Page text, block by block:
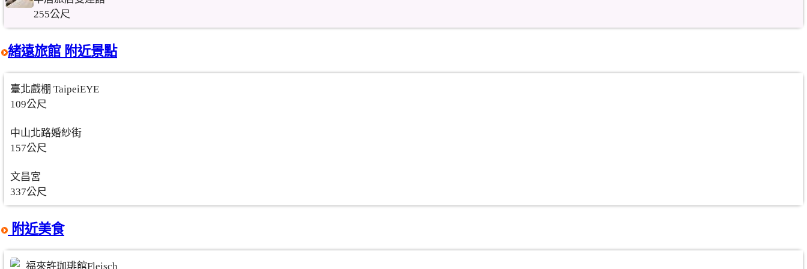
255公尺
緒遠旅館 附近景點
臺北戲棚 TaipeiEYE
109公尺
中山北路婚紗街
157公尺
文昌宮
337公尺
附近美食
福來許珈琲館Fleisch